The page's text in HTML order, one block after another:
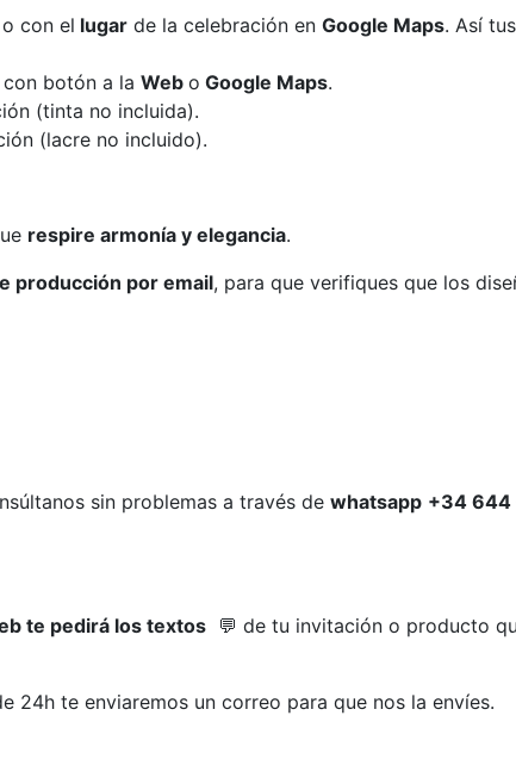
o con el lugar de la celebración en Google Maps. Así
con botón a la Web o Google Maps.
(tinta no incluida).
(lacre no incluido).
respire armonía y elegancia.
producción por email, para que verifiques que los
sin problemas a través de whatsapp +34 644
te pedirá los textos 💬 de tu invitación o producto
24h te enviaremos un correo para que nos la envíes.